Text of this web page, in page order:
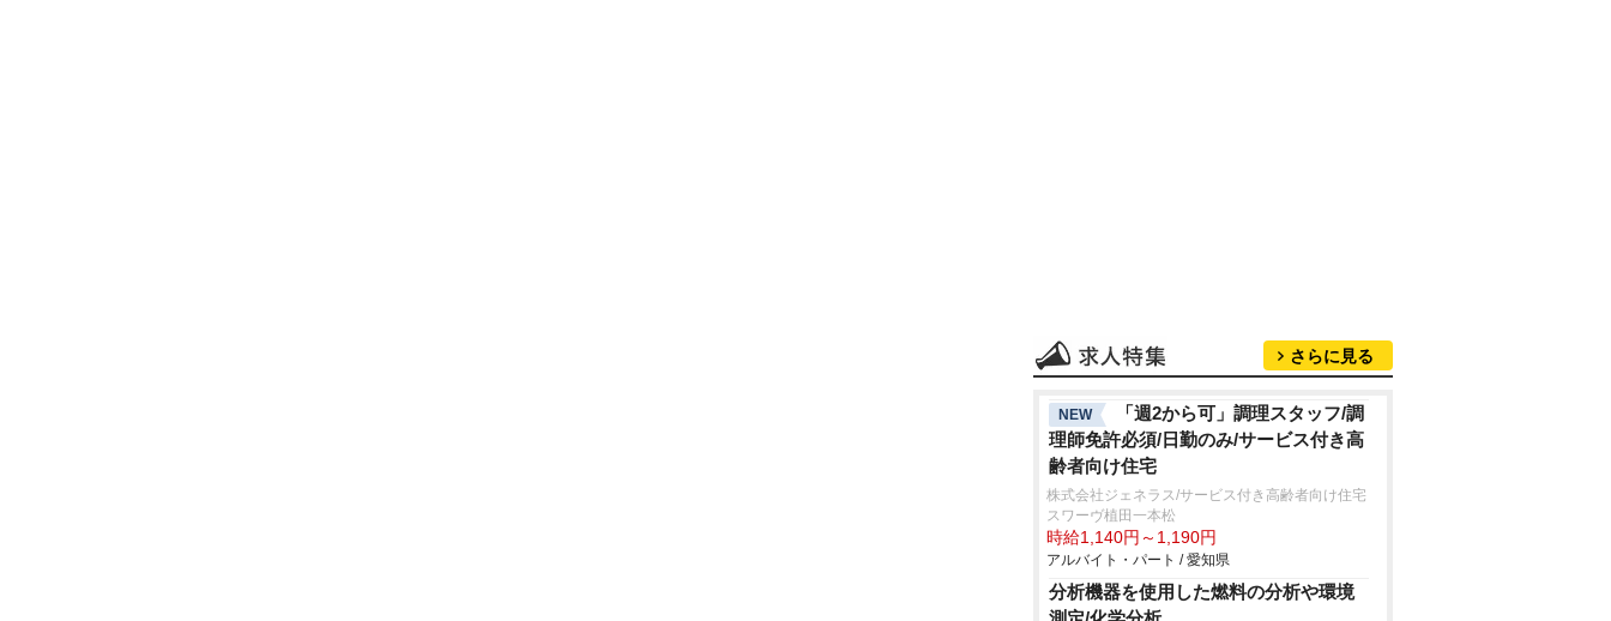
さらに見る
NEW
「週2から可」調理スタッフ/調
理師免許必須/日勤のみ/サービス付き高
齢者向け住宅
株式会社ジェネラス/サービス付き高齢者向け住宅
スワーヴ植田一本松
時給1,140円～1,190円
アルバイト・パート / 愛知県
分析機器を使用した燃料の分析や環境